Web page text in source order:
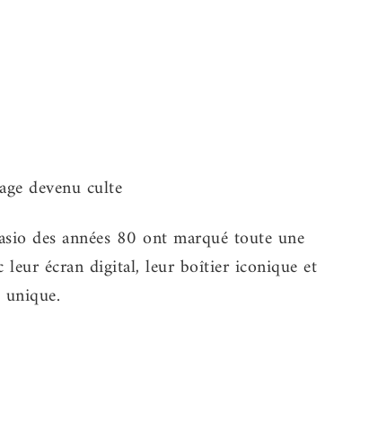
des années 80 ont marqué toute une
leur écran digital, leur boîtier iconique et